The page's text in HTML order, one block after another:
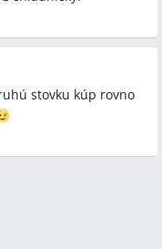
stovku kúp rovno